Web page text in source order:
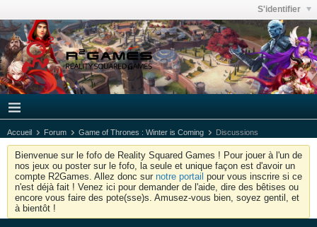
S'identifier
Accueil Forum Game of Thrones : Winter is Coming Discussions
Bienvenue sur le fofo de Reality Squared Games ! Pour jouer à l'un de
nos jeux ou poster sur le fofo, la seule et unique façon est d'avoir un
compte R2Games. Allez donc sur notre portail pour vous inscrire si ce
n'est déjà fait ! Venez ici pour demander de l'aide, dire des bêtises ou
encore vous faire des pote(sse)s. Amusez-vous bien, soyez gentil, et
à bientôt !